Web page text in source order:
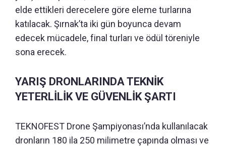
elde ettikleri derecelere göre eleme turlarına
katılacak. Şırnak’ta iki gün boyunca devam
edecek mücadele, final turları ve ödül töreniyle
sona erecek.
YARIŞ DRONLARINDA TEKNİK
YETERLİLİK VE GÜVENLİK ŞARTI
TEKNOFEST Drone Şampiyonası’nda kullanılacak
dronların 180 ila 250 milimetre çapında olması ve